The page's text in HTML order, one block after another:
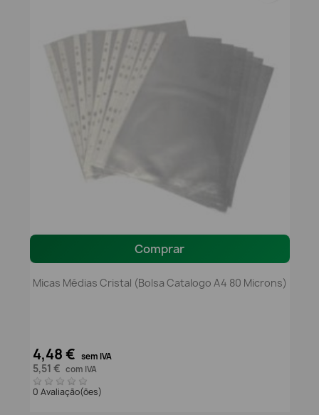
Comprar
Micas Médias Cristal (Bolsa Catalogo A4 80 Microns)
4,48 € sem IVA
5,51 € com IVA
0 Avaliação(ões)